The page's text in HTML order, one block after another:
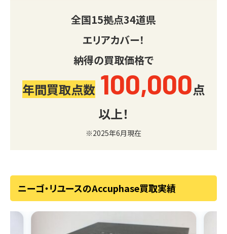
全国15拠点34道県
エリアカバー！
納得の買取価格で
年間買取点数 100,000点
以上！
※2025年6月現在
ニーゴ・リユースのAccuphase買取実績